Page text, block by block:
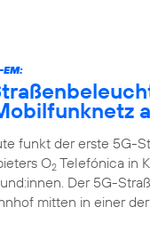
EM:
funkt der erste 5G-
O2 Telefónica in
Der 5G-
mitten in einer